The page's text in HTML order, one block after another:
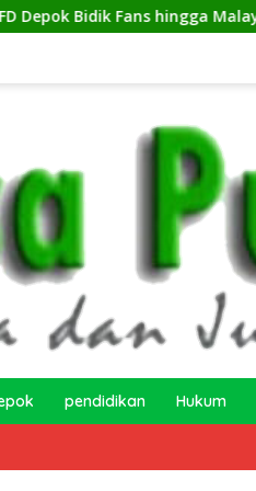
Malaysia dan Singapura
pendidikan Hukum